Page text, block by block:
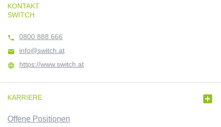
KONTAKT
SWITCH
 0800 888 666
 info@switch.at
 https://www.switch.at
KARRIERE 
Offene Positionen